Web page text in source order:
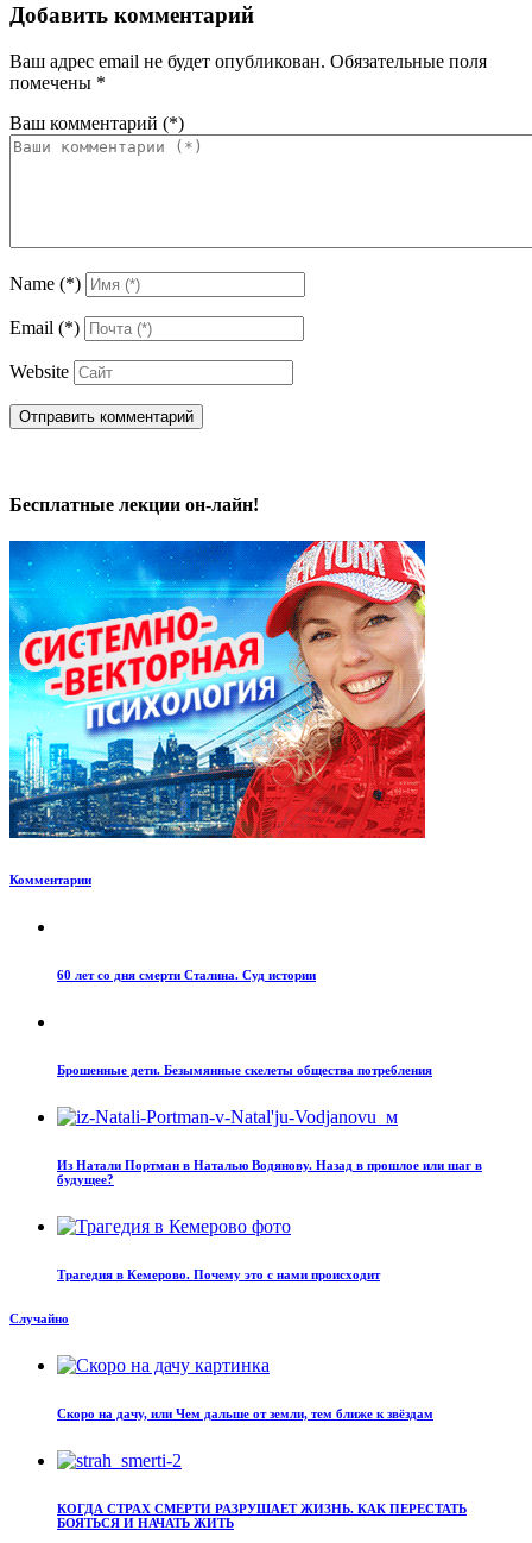
Добавить комментарий
Ваш адрес email не будет опубликован. Обязательные поля
помечены *
Ваш комментарий (*)
Name (*)
Email (*)
Website
Бесплатные лекции он-лайн!
Комментарии
60 лет со дня смерти Сталина. Суд истории
Брошенные дети. Безымянные скелеты общества потребления
Из Натали Портман в Наталью Водянову. Назад в прошлое или шаг в
будущее?
Трагедия в Кемерово. Почему это с нами происходит
Случайно
Скоро на дачу, или Чем дальше от земли, тем ближе к звёздам
КОГДА СТРАХ СМЕРТИ РАЗРУШАЕТ ЖИЗНЬ. КАК ПЕРЕСТАТЬ
БОЯТЬСЯ И НАЧАТЬ ЖИТЬ